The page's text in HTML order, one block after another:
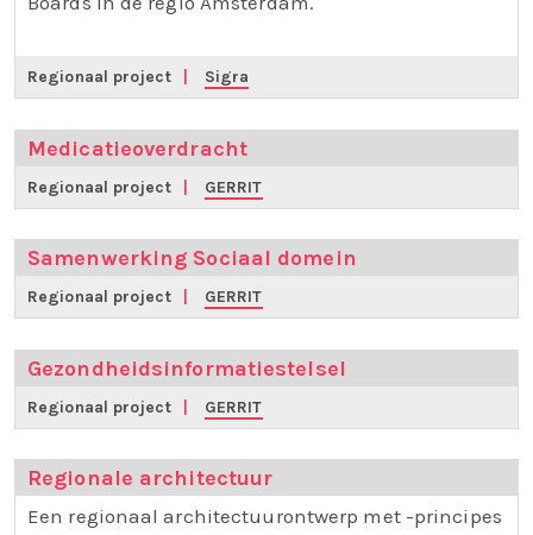
Regionaal project Sigra
Medicatieoverdracht
Regionaal project GERRIT
Samenwerking Sociaal domein
Regionaal project GERRIT
Gezondheidsinformatiestelsel
Regionaal project GERRIT
Regionale architectuur
Een regionaal architectuurontwerp met -principes